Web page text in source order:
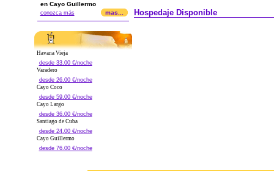
en Cayo Guillermo
conozca más mas...
Havana Vieja
desde 33.00 €/noche
Varadero
desde 26.00 €/noche
Cayo Coco
desde 59.00 €/noche
Cayo Largo
desde 36.00 €/noche
Santiago de Cuba
desde 24.00 €/noche
Cayo Guillermo
desde 76.00 €/noche
Hospedaje Disponible